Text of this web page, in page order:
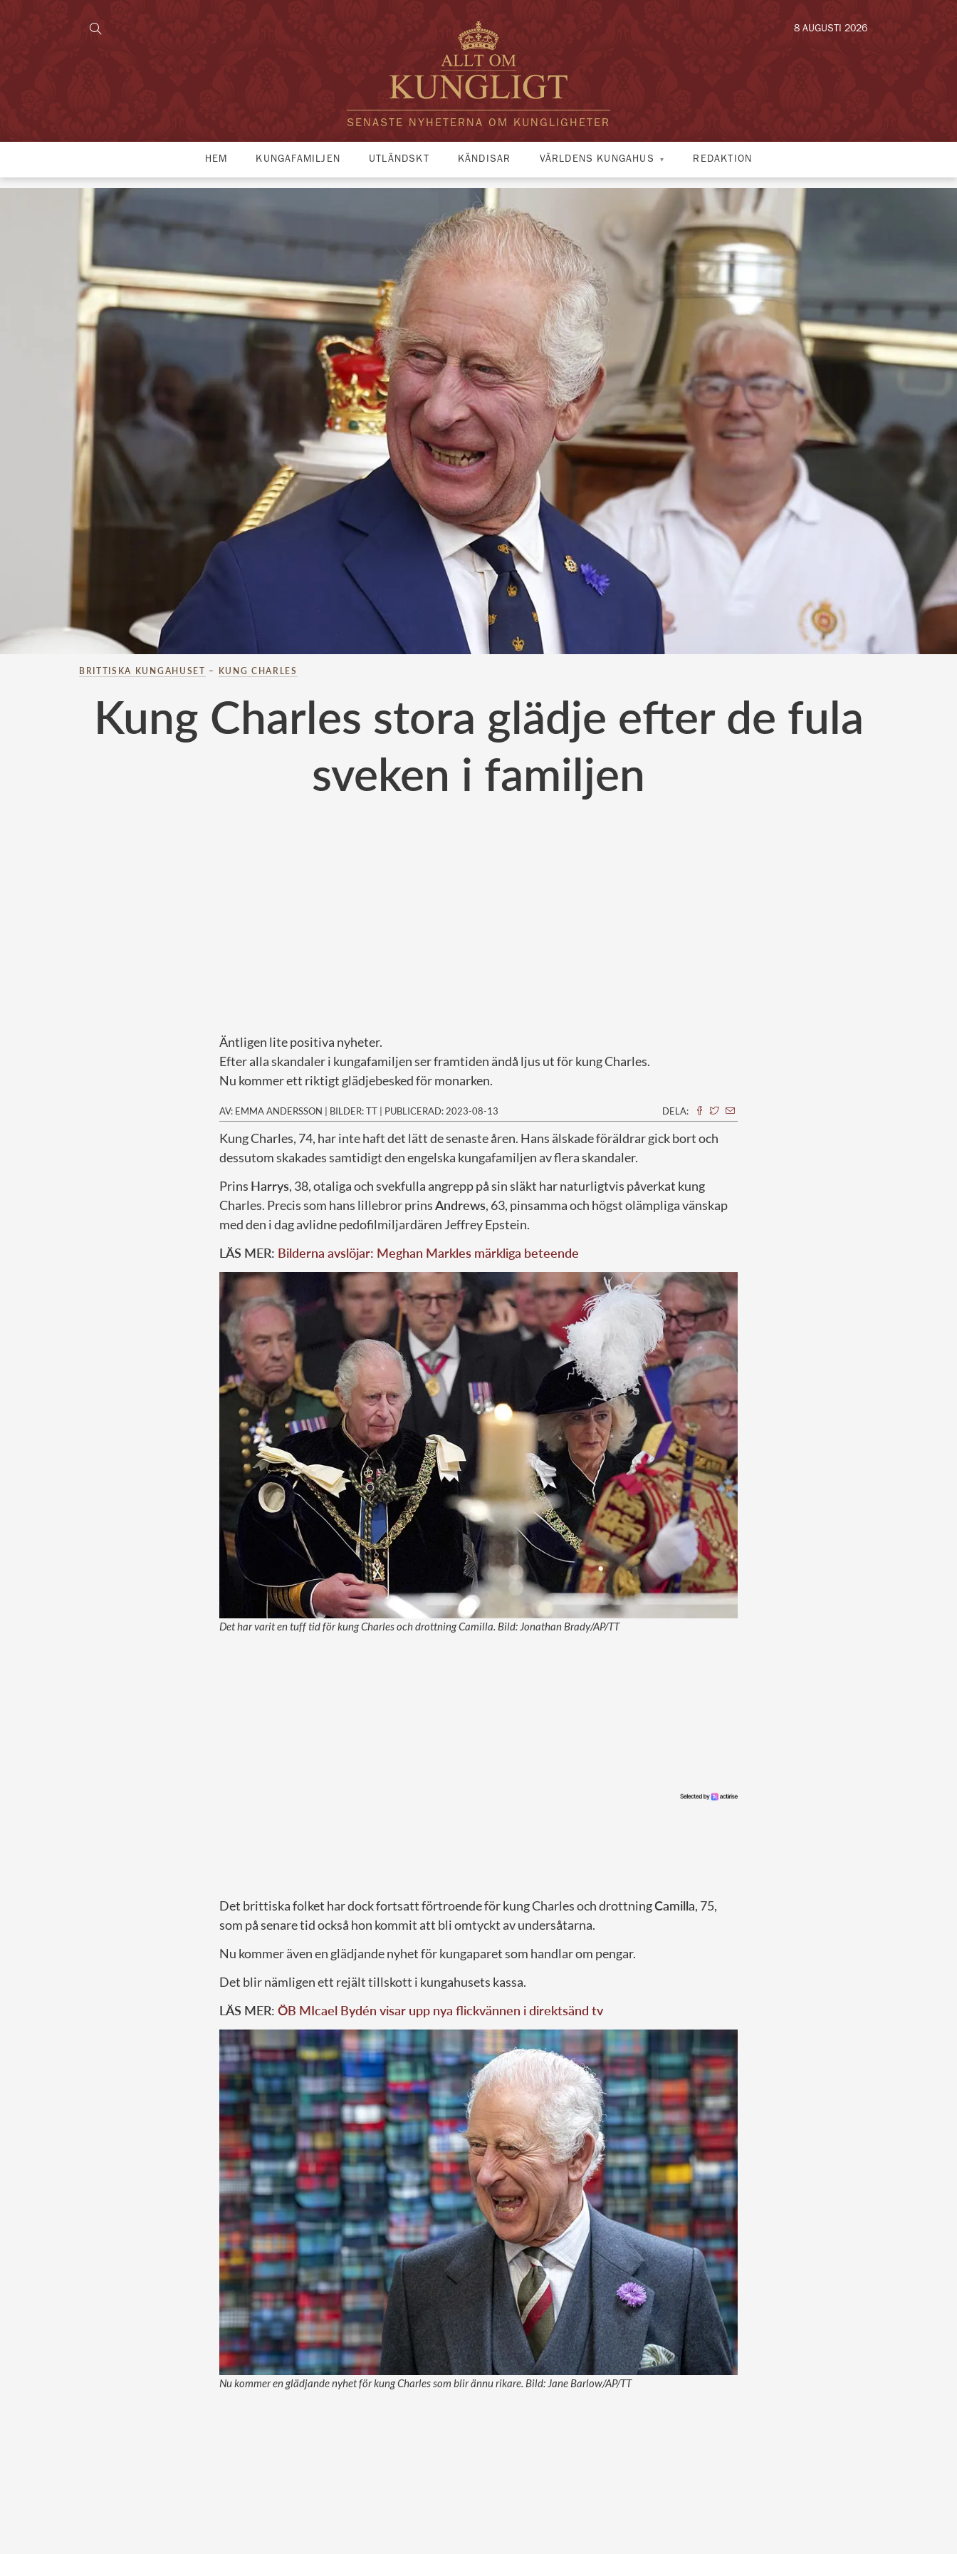
SENASTE NYHETERNA OM KUNGLIGHETER
8 AUGUSTI 2026
HEM KUNGAFAMILJEN UTLÄNDSKT KÄNDISAR VÄRLDENS KUNGAHUS REDAKTION
BRITTISKA KUNGAHUSET – KUNG CHARLES
Kung Charles stora glädje efter de fula
sveken i familjen
Äntligen lite positiva nyheter.
Efter alla skandaler i kungafamiljen ser framtiden ändå ljus ut för kung Charles.
Nu kommer ett riktigt glädjebesked för monarken.
AV: EMMA ANDERSSON | BILDER: TT | PUBLICERAD: 2023-08-13 DELA:
Kung Charles, 74, har inte haft det lätt de senaste åren. Hans älskade föräldrar gick bort och
dessutom skakades samtidigt den engelska kungafamiljen av flera skandaler.
Prins Harrys, 38, otaliga och svekfulla angrepp på sin släkt har naturligtvis påverkat kung
Charles. Precis som hans lillebror prinsAndrews, 63, pinsamma och högst olämpliga vänskap
med den i dag avlidne pedofilmiljardären Jeffrey Epstein.
LÄS MER: Bilderna avslöjar: Meghan Markles märkliga beteende
Det har varit en tuff tid för kung Charles och drottning Camilla. Bild: Jonathan Brady/AP/TT
Det brittiska folket har dock fortsatt förtroende för kung Charles och drottningCamilla, 75,
som på senare tid också hon kommit att bli omtyckt av undersåtarna.
Nu kommer även en glädjande nyhet för kungaparet som handlar om pengar.
Det blir nämligen ett rejält tillskott i kungahusets kassa.
LÄS MER: ÖB MIcael Bydén visar upp nya flickvännen i direktsänd tv
Nu kommer en glädjande nyhet för kung Charles som blir ännu rikare. Bild: Jane Barlow/AP/TT